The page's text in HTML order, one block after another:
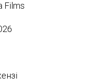
Films